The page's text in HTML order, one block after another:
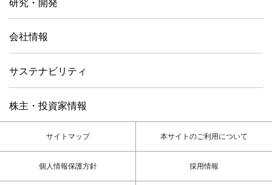
会社情報
サステナビリティ
株主・投資家情報
サイトマップ 本サイトのご利用について
個人情報保護方針 採用情報